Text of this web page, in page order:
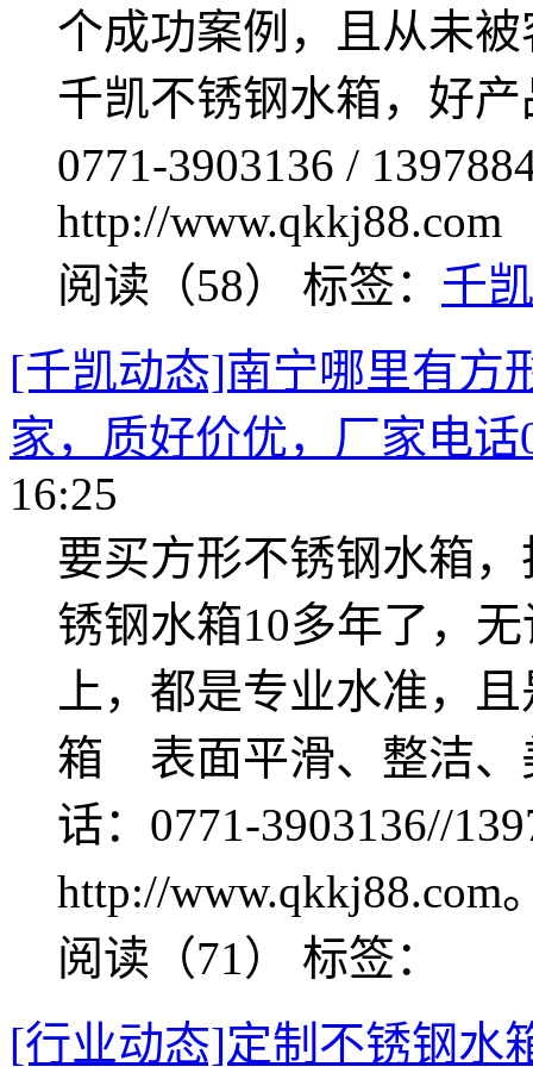
个成功案例，且从未
千凯不锈钢水箱，好
0771-3903136 /
http://www.qkkj88.com
阅读（58） 标签： 千
[千凯动态]南宁哪里有方
家，质好价优，厂家电话
16:25
要买方形不锈钢水箱
锈钢水箱10多年了，
上，都是专业水准，
箱 表面平滑、整洁、
话：0771-3903136//
http://www.qkkj88.com
阅读（71） 标签：
[行业动态]定制不锈钢水